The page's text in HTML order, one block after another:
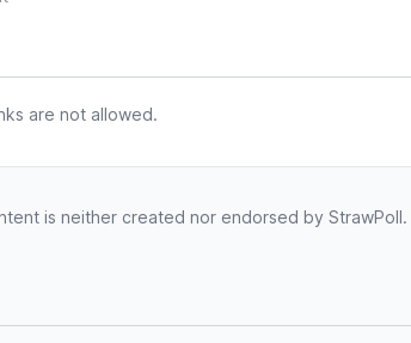
are not allowed.
is neither created nor endorsed by StrawPoll.